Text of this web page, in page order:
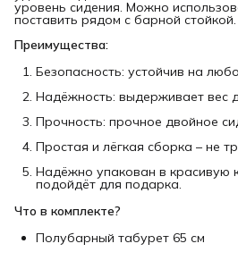
уровень сидения. Можно
поставить рядом с барной стойкой.
Преимущества:
Безопасность: устойчив на
Надёжность: выдерживает вес
Прочность: прочное двойное
Простая и лёгкая сборка – не
Надёжно упакован в красивую
подойдёт для подарка.
Что в комплекте?
Полубарный табурет 65 см